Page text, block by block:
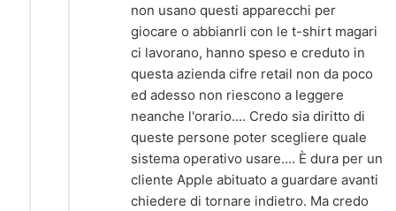
non usano questi apparecchi per
giocare o abbianrli con le t-shirt magari
ci lavorano, hanno speso e creduto in
questa azienda cifre retail non da poco
ed adesso non riescono a leggere
neanche l'orario.... Credo sia diritto di
queste persone poter scegliere quale
sistema operativo usare.... È dura per un
cliente Apple abituato a guardare avanti
chiedere di tornare indietro. Ma credo